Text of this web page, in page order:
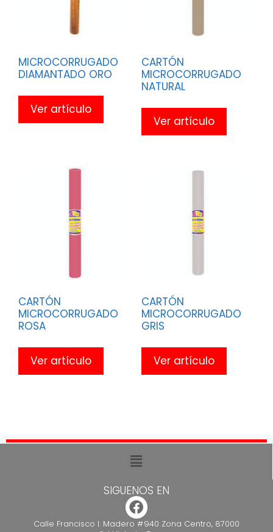
MICROCORRUGADO
DIAMANTADO ORO
Ver artículo
CARTÓN
MICROCORRUGADO
NATURAL
Ver artículo
CARTÓN
MICROCORRUGADO
ROSA
Ver artículo
CARTÓN
MICROCORRUGADO
GRIS
Ver artículo
SIGUENOS EN
Calle Francisco I. Madero #940 Zona Centro, 87000